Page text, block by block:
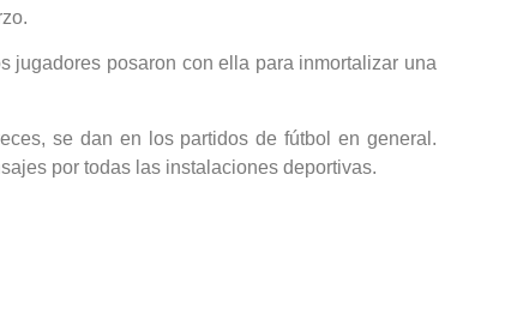
jugadores posaron con ella para inmortalizar una
se dan en los partidos de fútbol en general.
por todas las instalaciones deportivas.